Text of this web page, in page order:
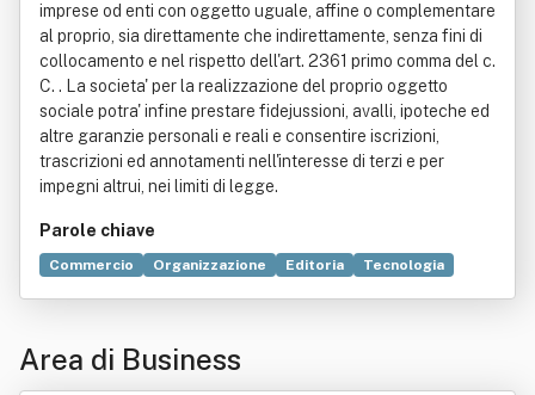
imprese od enti con oggetto uguale, affine o complementare
al proprio, sia direttamente che indirettamente, senza fini di
collocamento e nel rispetto dell'art. 2361 primo comma del c.
C. . La societa' per la realizzazione del proprio oggetto
sociale potra' infine prestare fidejussioni, avalli, ipoteche ed
altre garanzie personali e reali e consentire iscrizioni,
trascrizioni ed annotamenti nell'interesse di terzi e per
impegni altrui, nei limiti di legge.
Parole chiave
Commercio Organizzazione Editoria
Tecnologia
Promozione
Pubblicità
Area di Business